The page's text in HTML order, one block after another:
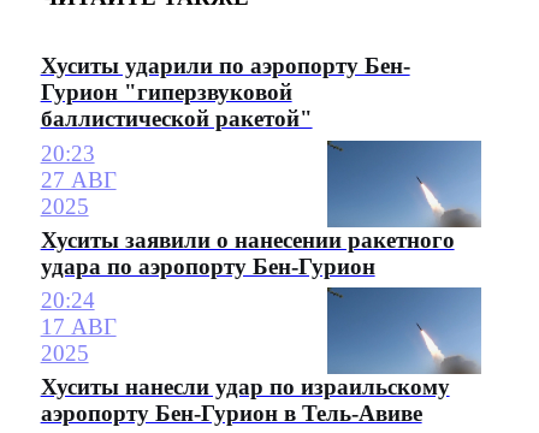
Хуситы ударили по аэропорту Бен-
Гурион "гиперзвуковой
баллистической ракетой"
20:23
27 АВГ
2025
Хуситы заявили о нанесении ракетного
удара по аэропорту Бен-Гурион
20:24
17 АВГ
2025
Хуситы нанесли удар по израильскому
аэропорту Бен-Гурион в Тель-Авиве